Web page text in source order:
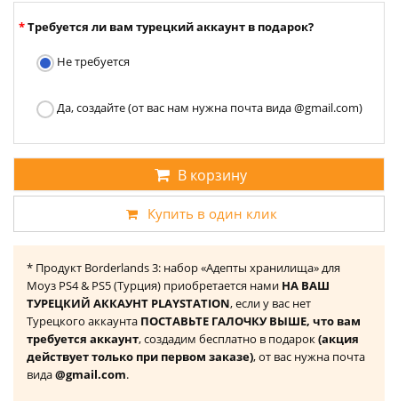
Требуется ли вам турецкий аккаунт в подарок?
Не требуется
Да, создайте (от вас нам нужна почта вида @gmail.com)
В корзину
Купить в один клик
* Продукт Borderlands 3: набор «Адепты хранилища» для
Моуз PS4 & PS5 (Турция) приобретается нами НА ВАШ
ТУРЕЦКИЙ АККАУНТ PLAYSTATION, если у вас нет
Турецкого аккаунта ПОСТАВЬТЕ ГАЛОЧКУ ВЫШЕ, что вам
требуется аккаунт, создадим бесплатно в подарок(акция
действует только при первом заказе), от вас нужна почта
вида@gmail.com.